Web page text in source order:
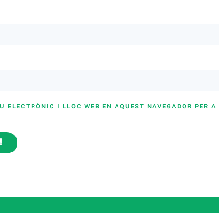
ELECTRÒNIC I LLOC WEB EN AQUEST NAVEGADOR PER